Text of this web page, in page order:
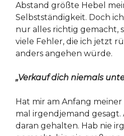
Abstand größte Hebel
Selbstständigkeit. Doch
nur alles richtig gemacht,
viele Fehler, die ich jetzt
anders angehen würde.
„Verkauf dich niemals
Hat mir am Anfang
mal irgendjemand gesagt.
daran gehalten. Hab nie